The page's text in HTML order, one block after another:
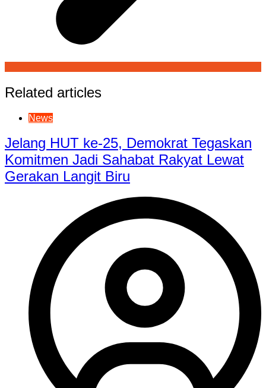
Related articles
News
Jelang HUT ke-25, Demokrat Tegaskan
Komitmen Jadi Sahabat Rakyat Lewat
Gerakan Langit Biru